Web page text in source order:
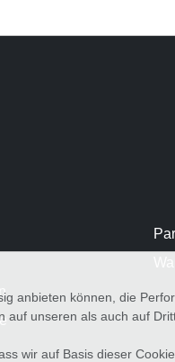
anbieten können, die
unseren als auch auf
wir auf Basis dieser